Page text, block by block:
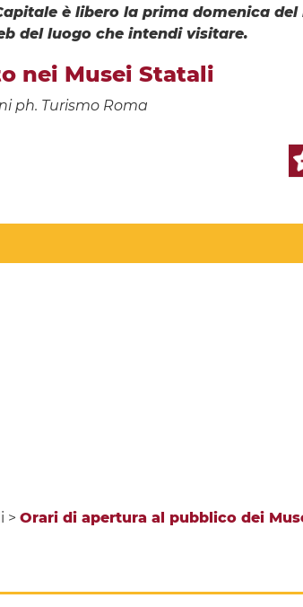
è libero la prima domenica
del luogo che intendi visitare.
nei Musei Statali
ph. Turismo Roma
> Orari di apertura al pubblico dei